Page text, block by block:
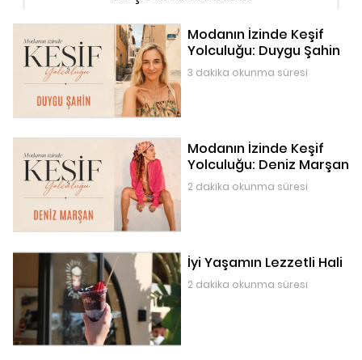
Modanın İzinde Keşif
Yolculuğu: Duygu Şahin
3 dakika okunma süresi
Modanın İzinde Keşif
Yolculuğu: Deniz Marşan
2 dakika okunma süresi
İyi Yaşamın Lezzetli Hali
2 dakika okunma süresi